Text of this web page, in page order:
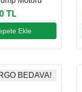
TL
Ekle
BEDAVA!